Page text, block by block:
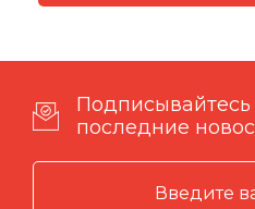
последние